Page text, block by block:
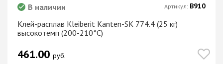
Клей-расплав Kleiberit Kanten-SK 774.4 (25 кг)
высокотемп (200-210°C)
В наличии
461.00 руб.
Артикул: В910